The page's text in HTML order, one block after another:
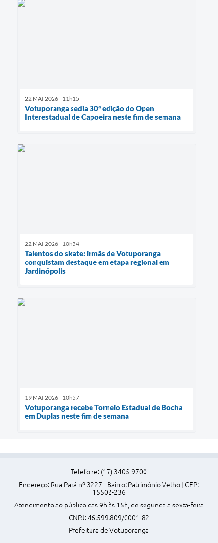
22 MAI 2026 - 11h15
Votuporanga sedia 30ª edição do Open
Interestadual de Capoeira neste fim de semana
22 MAI 2026 - 10h54
Talentos do skate: irmãs de Votuporanga
conquistam destaque em etapa regional em
Jardinópolis
19 MAI 2026 - 10h57
Votuporanga recebe Torneio Estadual de Bocha
em Duplas neste fim de semana
Telefone: (17) 3405-9700
Endereço: Rua Pará nº 3227 - Bairro: Patrimônio Velho | CEP:
15502-236
Atendimento ao público das 9h às 15h, de segunda a sexta-feira
CNPJ: 46.599.809/0001-82
Prefeitura de Votuporanga